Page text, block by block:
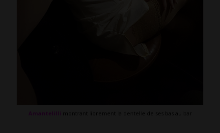
Amantelilli montrant librement la dentelle de ses bas au bar